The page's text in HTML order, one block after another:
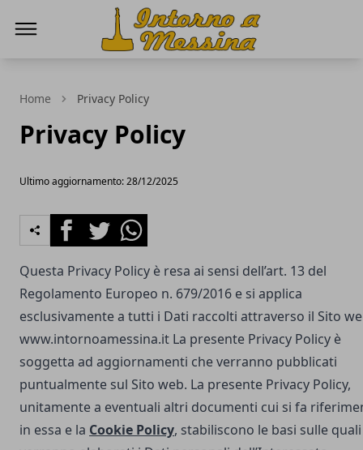
Home Privacy Policy
Privacy Policy
Ultimo aggiornamento: 28/12/2025
FacebookTwitterWhatsapp
Questa Privacy Policy è resa ai sensi dell’art. 13 del
Regolamento Europeo n. 679/2016 e si applica
esclusivamente a tutti i Dati raccolti attraverso il Sito
www.intornoamessina.it La presente Privacy Policy è
soggetta ad aggiornamenti che verranno pubblicati
puntualmente sul Sito web. La presente Privacy Policy,
unitamente a eventuali altri documenti cui si fa
in essa e la Cookie Policy, stabiliscono le basi sulle quali